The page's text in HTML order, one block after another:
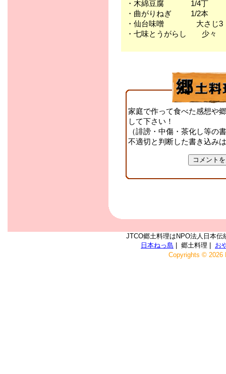
・木綿豆腐 1/4丁
・曲がりねぎ 1/2本
・仙台味噌 大さじ3
・七味とうがらし 少々
家庭で作って食べた感想や
して下さい！
（誹謗・中傷・茶化し等の
不適切と判断した書き込み
JTCO郷土料理はNPO法人日本
日本ねっ島 | 郷土料理 | お
Copyrights © 2026